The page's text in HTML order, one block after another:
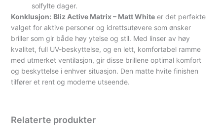
solfylte dager.
Konklusjon: Bliz Active Matrix – Matt White er det perfekte
valget for aktive personer og idrettsutøvere som ønsker
briller som gir både høy ytelse og stil. Med linser av høy
kvalitet, full UV-beskyttelse, og en lett, komfortabel ramme
med utmerket ventilasjon, gir disse brillene optimal komfort
og beskyttelse i enhver situasjon. Den matte hvite finishen
tilfører et rent og moderne utseende.
Relaterte produkter